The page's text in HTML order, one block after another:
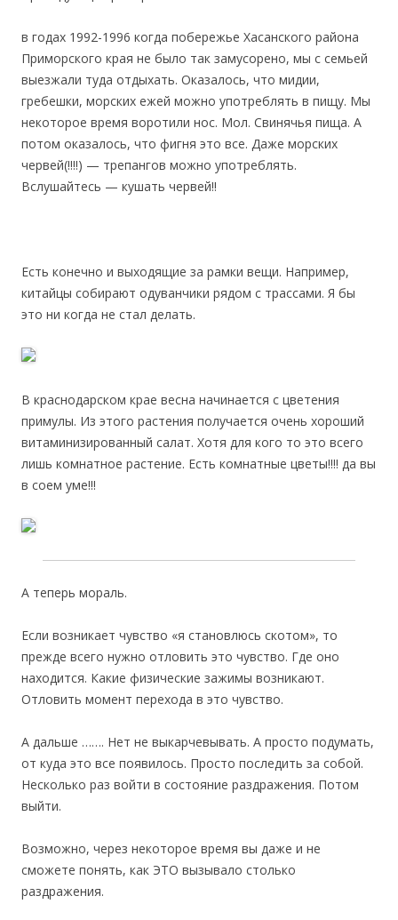
в годах 1992-1996 когда побережье Хасанского района
Приморского края не было так замусорено, мы с семьей
выезжали туда отдыхать. Оказалось, что мидии,
гребешки, морских ежей можно употреблять в пищу. Мы
некоторое время воротили нос. Мол. Свинячья пища. А
потом оказалось, что фигня это все. Даже морских
червей(!!!!) — трепангов можно употреблять.
Вслушайтесь — кушать червей!!
Есть конечно и выходящие за рамки вещи. Например,
китайцы собирают одуванчики рядом с трассами. Я бы
это ни когда не стал делать.
В краснодарском крае весна начинается с цветения
примулы. Из этого растения получается очень хороший
витаминизированный салат. Хотя для кого то это всего
лишь комнатное растение. Есть комнатные цветы!!!! да вы
в соем уме!!!
А теперь мораль.
Если возникает чувство «я становлюсь скотом», то
прежде всего нужно отловить это чувство. Где оно
находится. Какие физические зажимы возникают.
Отловить момент перехода в это чувство.
А дальше ……. Нет не выкарчевывать. А просто подумать,
от куда это все появилось. Просто последить за собой.
Несколько раз войти в состояние раздражения. Потом
выйти.
Возможно, через некоторое время вы даже и не
сможете понять, как ЭТО вызывало столько
раздражения.